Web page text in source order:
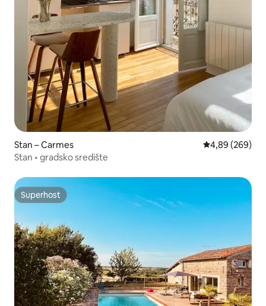
Stan – Carmes Prosječna
4,89 (269)
Stan • gradsko središte
Superhost
Superhost